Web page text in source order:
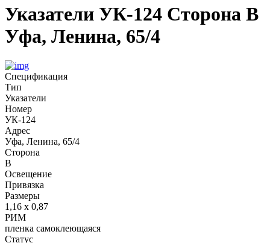
Указатели УК-124 Сторона В
Уфа, Ленина, 65/4
Спецификация
Тип
Указатели
Номер
УК-124
Адрес
Уфа, Ленина, 65/4
Сторона
В
Освещение
Привязка
Размеры
1,16 х 0,87
РИМ
пленка самоклеющаяся
Статус